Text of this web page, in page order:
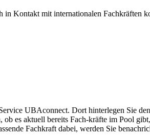
Kontakt mit internationalen Fachkräften
UBAconnect. Dort hinterlegen Sie
es aktuell bereits Fach-kräfte im Pool
Fachkraft dabei, werden Sie